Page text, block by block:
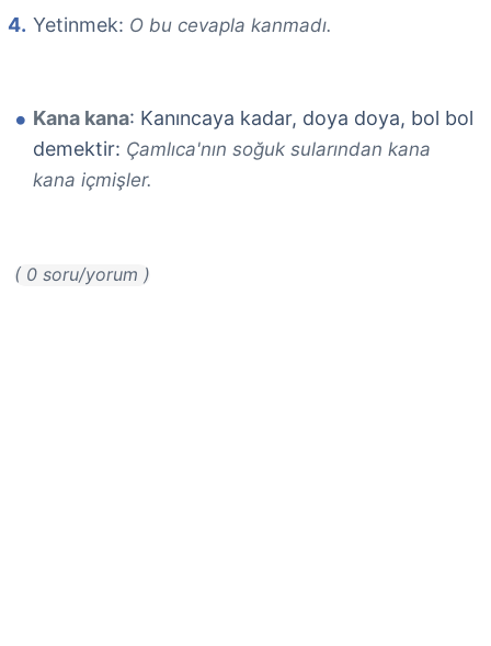
Yetinmek: O bu cevapla kanmadı.
Kana kana: Kanıncaya kadar, doya doya, bol bol
demektir: Çamlıca'nın soğuk sularından kana
kana içmişler.
( 0 soru/yorum )